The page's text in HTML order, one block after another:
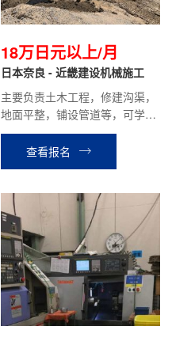
18万日元以上/月
日本奈良 - 近畿建设机械施工
主要负责土木工程，修建沟渠，
地面平整，铺设管道等，可学习
挖掘机技术。有开挖掘机的经验
优先，要求能吃苦，踏实肯干。
查看报名